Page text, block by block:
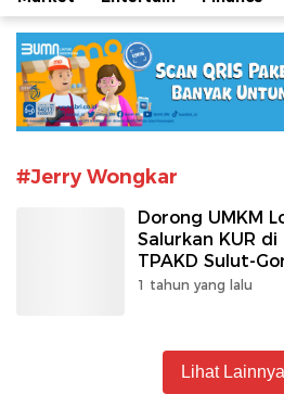
#Jerry Wongkar
Dorong UMKM
Salurkan KUR
TPAKD Sulut-
1 tahun yang lalu
Lihat Lainnya